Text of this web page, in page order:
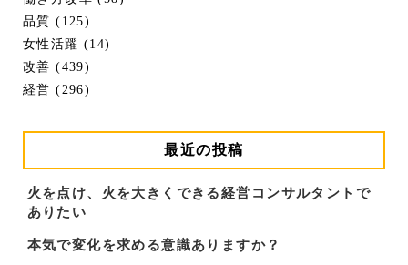
品質 (125)
女性活躍 (14)
改善 (439)
経営 (296)
最近の投稿
火を点け、火を大きくできる経営コンサルタントで
ありたい
本気で変化を求める意識ありますか？